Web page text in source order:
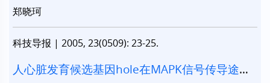
郑晓珂
科技导报 | 2005, 23(0509): 23-25.
人心脏发育候选基因hole在MAPK信号传导途径